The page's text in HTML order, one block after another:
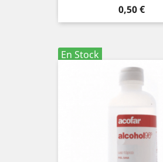
Precio
0,50 €
En Stock